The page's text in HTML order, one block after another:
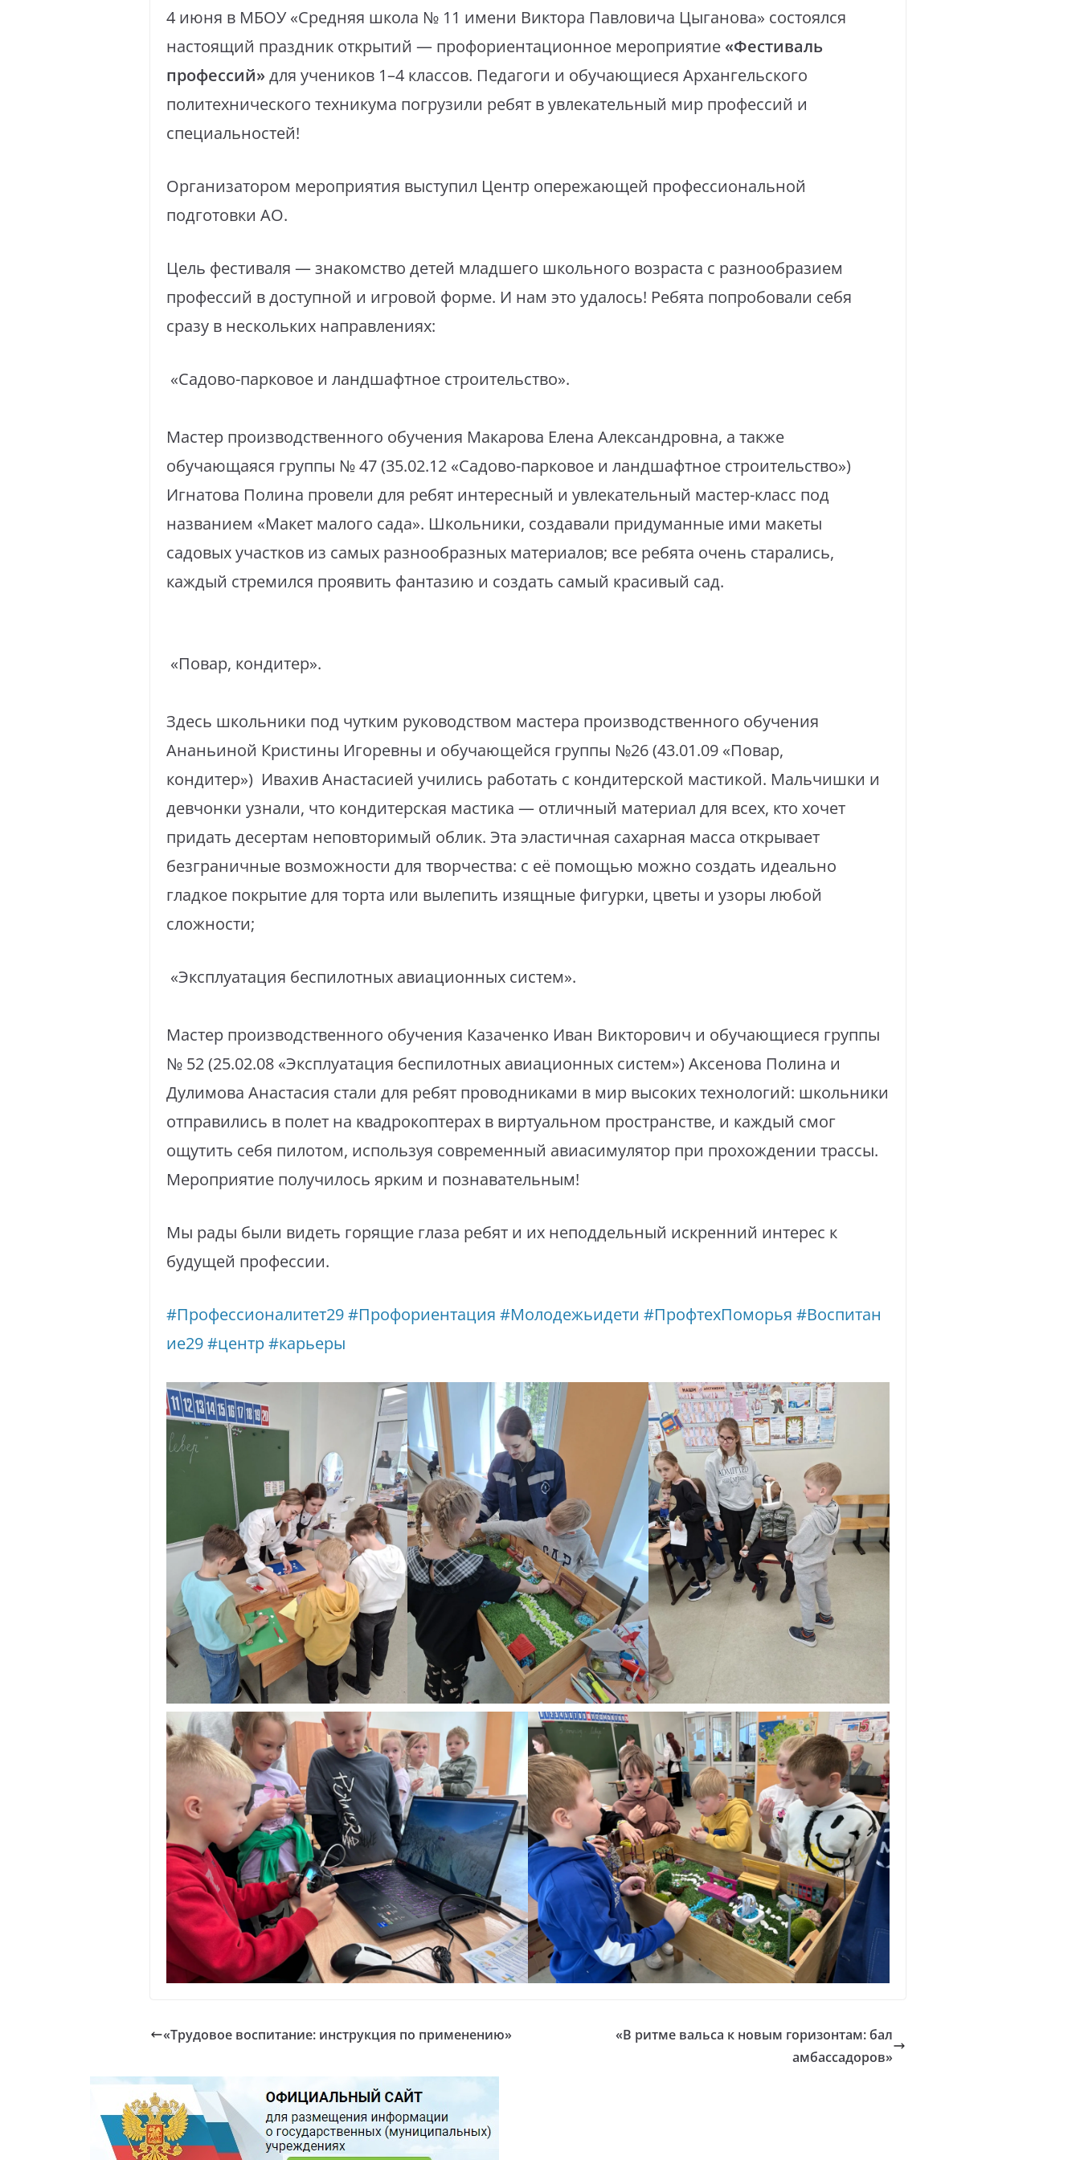
4 июня в МБОУ «Средняя школа № 11 имени Виктора Павловича Цыганова» состоялся
настоящий праздник открытий — профориентационное мероприятие «Фестиваль
профессий»для учеников 1–4 классов. Педагоги и обучающиеся Архангельского
политехнического техникума погрузили ребят в увлекательный мир профессий и
специальностей!
Организатором мероприятия выступил Центр опережающей профессиональной
подготовки АО.
Цель фестиваля — знакомство детей младшего школьного возраста с разнообразием
профессий в доступной и игровой форме. И нам это удалось! Ребята попробовали себя
сразу в нескольких направлениях:
«Садово-парковое и ландшафтное строительство».
Мастер производственного обучения Макарова Елена Александровна, а также
обучающаяся группы № 47 (35.02.12 «Садово-парковое и ландшафтное строительство»)
Игнатова Полина провели для ребят интересный и увлекательный мастер-класс под
названием «Макет малого сада». Школьники, создавали придуманные ими макеты
садовых участков из самых разнообразных материалов; все ребята очень старались,
каждый стремился проявить фантазию и создать самый красивый сад.
«Повар, кондитер».
Здесь школьники под чутким руководством мастера производственного обучения
Ананьиной Кристины Игоревны и обучающейся группы №26 (43.01.09 «Повар,
кондитер») Ивахив Анастасией учились работать с кондитерской мастикой. Мальчишки и
девчонки узнали, что кондитерская мастика — отличный материал для всех, кто хочет
придать десертам неповторимый облик. Эта эластичная сахарная масса открывает
безграничные возможности для творчества: с её помощью можно создать идеально
гладкое покрытие для торта или вылепить изящные фигурки, цветы и узоры любой
сложности;
«Эксплуатация беспилотных авиационных систем».
Мастер производственного обучения Казаченко Иван Викторович и обучающиеся группы
№ 52 (25.02.08 «Эксплуатация беспилотных авиационных систем») Аксенова Полина и
Дулимова Анастасия стали для ребят проводниками в мир высоких технологий: школьники
отправились в полет на квадрокоптерах в виртуальном пространстве, и каждый смог
ощутить себя пилотом, используя современный авиасимулятор при прохождении трассы.
Мероприятие получилось ярким и познавательным!
Мы рады были видеть горящие глаза ребят и их неподдельный искренний интерес к
будущей профессии.
#Профессионалитет29 #Профориентация #Молодежьидети #ПрофтехПоморья #Воспитан
ие29 #центр #карьеры
«Трудовое воспитание: инструкция по применению»
«В ритме вальса к новым горизонтам: бал
амбассадоров»